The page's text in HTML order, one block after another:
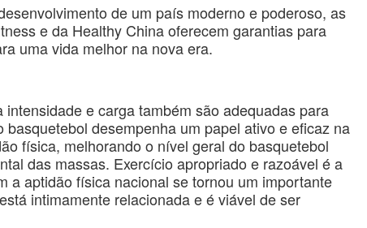
de um país moderno e poderoso, as
e da Healthy China oferecem garantias para
uma vida melhor na nova era.
e carga também são adequadas para
desempenha um papel ativo e eficaz na
física, melhorando o nível geral do basquetebol
das massas. Exercício apropriado e razoável é a
a aptidão física nacional se tornou um importante
intimamente relacionada e é viável de ser